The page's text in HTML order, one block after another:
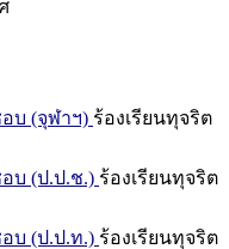
บ (จุฬาฯ) ร้องเรียนทุจริต
บ (ป.ป.ช.) ร้องเรียนทุจริต
บ (ป.ป.ท.) ร้องเรียนทุจริต